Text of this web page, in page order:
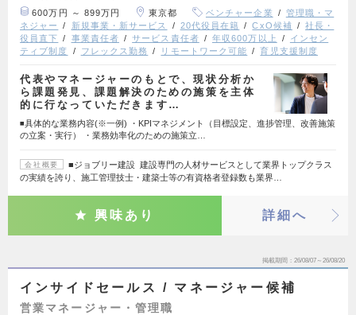
600万円 ～ 899万円 東京都 ベンチャー企業
管理職・マ
ネジャー
新規事業・新サービス 20代役員在籍 CxO候補
社長・
役員直下
事業責任者 サービス責任者 年収600万以上
インセン
ティブ制度
フレックス勤務 リモートワーク可能 育児支援制度
代表やマネージャーのもとで、現状分析か
ら課題発見、課題解決のための施策を主体
的に行なっていただきます…
◾️具体的な業務内容(※一例) ・KPIマネジメント（目標設定、進捗管理、改善施策
の立案・実行） ・業務効率化のための施策立…
会社概要
■ジョブリー建設 建設専門の人材サービスとして業界トップクラス
の実績を誇り、施工管理技士・建築士等の有資格者登録数も業界…
興味あり 詳細へ
掲載期間 26/08/07～26/08/20
インサイドセールス / マネージャー候補
営業マネージャー・管理職